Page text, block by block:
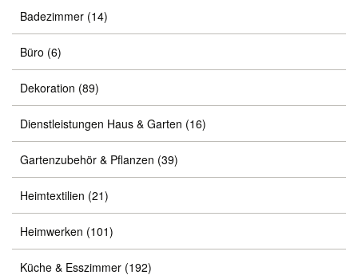
Badezimmer (14)
Büro (6)
Dekoration (89)
Dienstleistungen Haus & Garten (16)
Gartenzubehör & Pflanzen (39)
Heimtextilien (21)
Heimwerken (101)
Küche & Esszimmer (192)